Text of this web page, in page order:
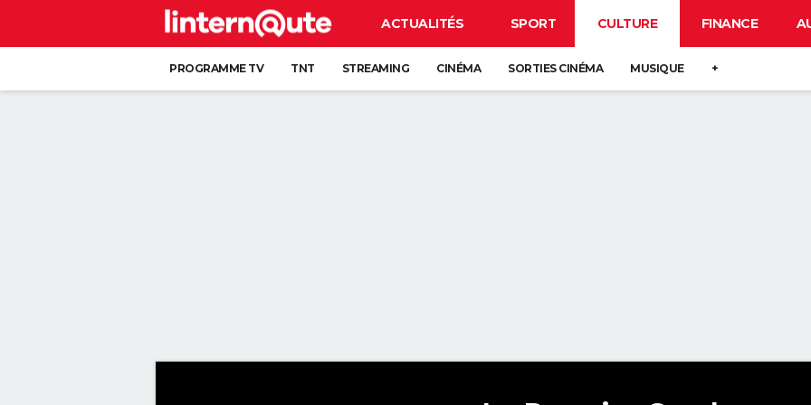
ACTUALITÉS SPORT CULTURE FINANCE
PROGRAMME TV TNT STREAMING CINÉMA SORTIES CINÉMA MUSIQUE +